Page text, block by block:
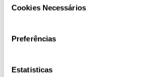
Selection
Cookies Necessários
Preferências
Estatisticas
Ordenar por